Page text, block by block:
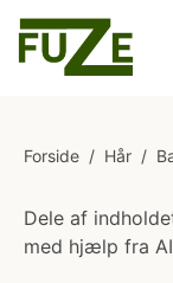
Forside / Hår /
Dele af
med hjælp fra